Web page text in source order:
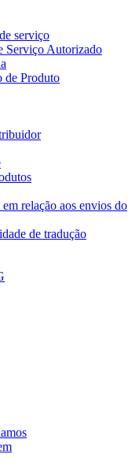
serviço
Serviço Autorizado
de Produto
relação aos envios do
de tradução